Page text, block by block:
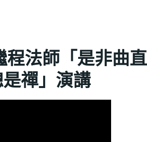
程法師「是非曲直
禪」演講